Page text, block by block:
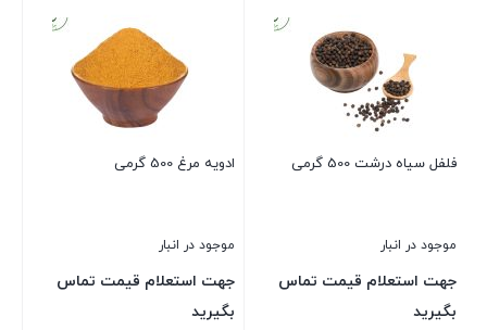
فلفل سیاه درشت 500 گرمی
موجود در انبار
جهت استعلام قیمت تماس
بگیرید
ادویه مرغ 500 گرمی
موجود در انبار
جهت استعلام قیمت تماس
بگیرید